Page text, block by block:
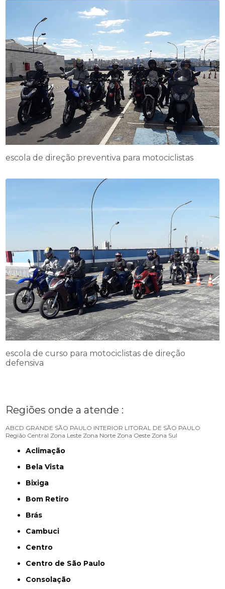
escola de direção preventiva para motociclistas
escola de curso para motociclistas de direção
defensiva
Regiões onde a atende :
ABCD GRANDE SÃO PAULO INTERIOR LITORAL DE SÃO PAULO
Região Central Zona Leste Zona Norte Zona Oeste Zona Sul
Aclimação
Bela Vista
Bixiga
Bom Retiro
Brás
Cambuci
Centro
Centro de São Paulo
Consolação